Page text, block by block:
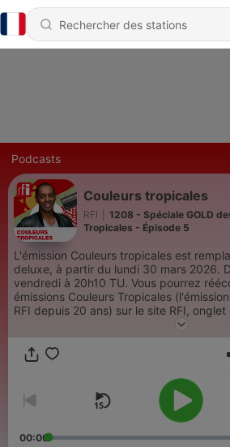
Podcasts
Couleurs tropicales
RFI
1208 - Spéciale GOLD
Tropicales - Épisode 5
L'émission Couleurs tropicales est
deluxe, à partir du lundi 30 mars 2026.
vendredi à 20h10 TU. Vous pourrez
émissions Couleurs Tropicales
RFI depuis 20 ans) sur le site RFI,
vers toutes cibles, du lundi au jeudi à
Matthieu Salabert. Coordination :
00:00